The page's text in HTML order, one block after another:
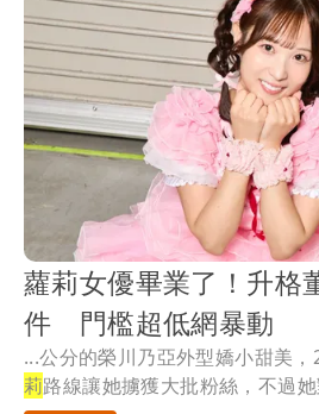
蘿莉女優畢業了！升格
件 門檻超低網暴動
...公分的榮川乃亞外型嬌小甜美
莉路線讓她擄獲大批粉絲，不過